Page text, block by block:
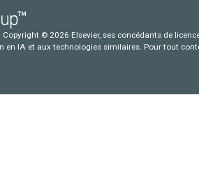
© 2026 Elsevier, ses concédants de
en IA et aux technologies similaires. Pour tout